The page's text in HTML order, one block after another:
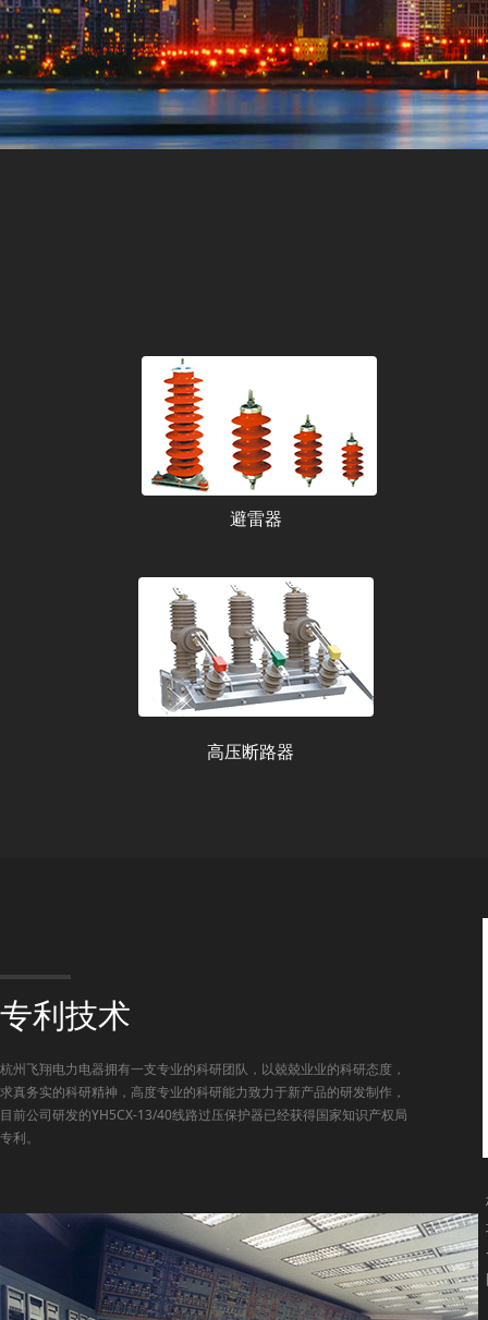
杭州飞翔电力电器拥有一支专业的科研团队，以兢兢业业的科研态度，
求真务实的科研精神，高度专业的科研能力致力于新产品的研发制作，
目前公司研发的YH5CX-13/40线路过压保护器已经获得国家知识产权局
专利。
专利技术
高压断路器
避雷器